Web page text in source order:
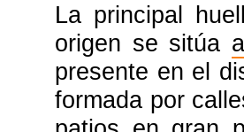
La principal
origen se sitúa a
presente en el
formada por